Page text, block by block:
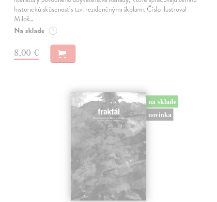
historickú skúsenosť s tzv. rezidenčnými školami. Číslo ilustroval
Miloš…
Na sklade ?
8,00 €
na sklade
novinka